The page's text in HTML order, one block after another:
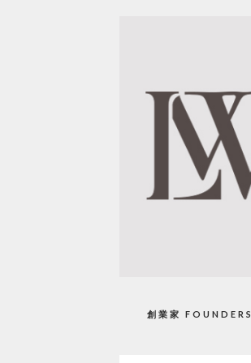
創業家 FOUNDERS